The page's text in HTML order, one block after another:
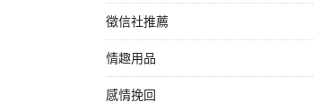
徵信社推薦
情趣用品
感情挽回